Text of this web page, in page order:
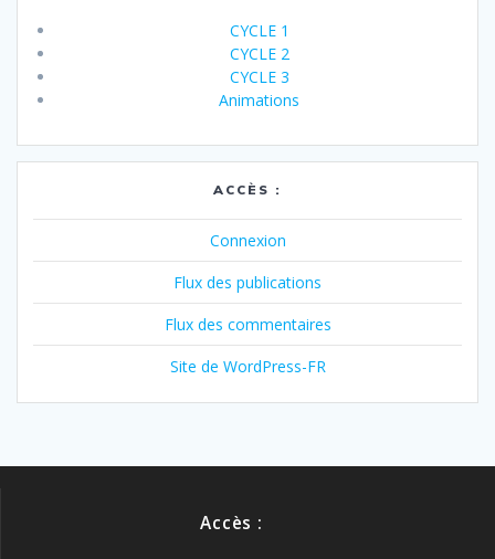
CYCLE 1
CYCLE 2
CYCLE 3
Animations
ACCÈS :
Connexion
Flux des publications
Flux des commentaires
Site de WordPress-FR
Accès :